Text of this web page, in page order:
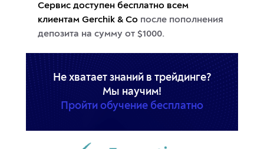
Сервис доступен бесплатно всем
клиентам Gerchik & Co после пополнения
депозита на сумму от $1000.
Не хватает знаний в трейдинге?
Пройти обучение бесплатно